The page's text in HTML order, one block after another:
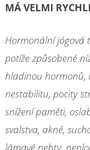
MÁ VELMI
Hormonální jógová
potíže způsobené
hladinou hormonů,
nestabilitu, pocity
snížení paměti,
svalstva, akné,
lámavé nehty,